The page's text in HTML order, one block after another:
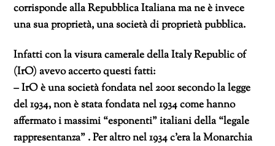
corrisponde alla Repubblica Italiana ma ne è invece
una sua proprietà, una società di proprietà pubblica.
Infatti con la visura camerale della Italy Republic of
(IrO) avevo accerto questi fatti:
– IrO è una società fondata nel 2001 secondo la legge
del 1934, non è stata fondata nel 1934 come hanno
affermato i massimi “esponenti” italiani della “legale
rappresentanza” . Per altro nel 1934 c’era la Monarchia